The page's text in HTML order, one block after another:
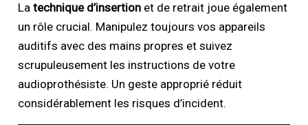
Latechnique d’insertion et de retrait joue également
un rôle crucial. Manipulez toujours vos appareils
auditifs avec des mains propres et suivez
scrupuleusement les instructions de votre
audioprothésiste. Un geste approprié réduit
considérablement les risques d’incident.